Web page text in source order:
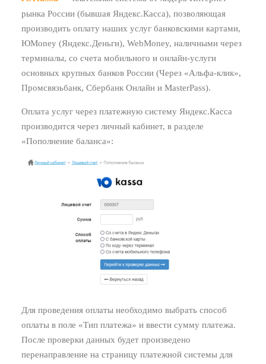
рынка России (бывшая Яндекс.Касса), позволяющая
производить оплату наших услуг банковскими картами,
ЮMoney (Яндекс.Деньги), WebMoney, наличными через
терминалы, со счета мобильного и онлайн-услуги
основных крупных банков России (Через «Альфа-клик»,
Промсвязьбанк, Сбербанк Онлайн и MasterPass).
Оплата услуг через платежную систему Яндекс.Касса
производится через личный кабинет, в разделе
«Пополнение баланса»:
Для проведения оплаты необходимо выбрать способ
оплаты в поле «Тип платежа» и ввести сумму платежа.
После проверки данных будет произведено
перенаправление на страницу платежной системы для